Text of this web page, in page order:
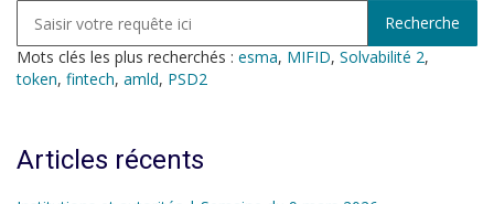
Mots clés les plus recherchés : esma, MIFID, Solvabilité 2,
token, fintech, amld, PSD2
Articles récents